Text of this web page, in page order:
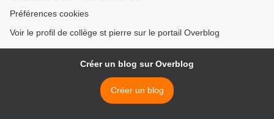
Préférences cookies
Voir le profil de collège st pierre sur le portail Overblog
Créer un blog sur Overblog
Créer un blog